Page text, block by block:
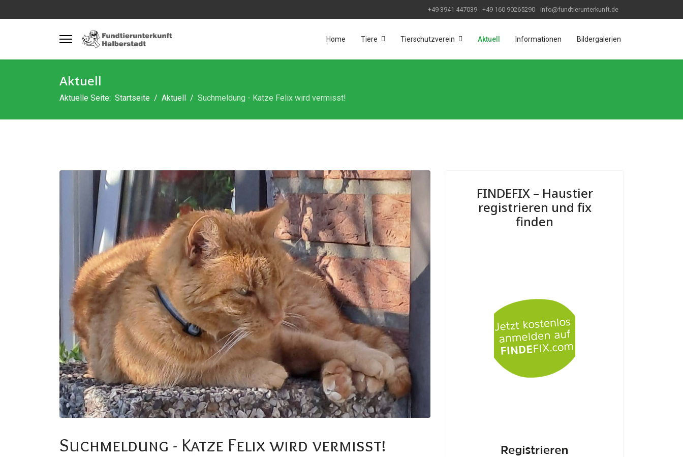
+49 3941 447039 +49 160 90265290 info@fundtierunterkunft.de
Home Tiere Tierschutzverein Aktuell Informationen Bildergalerien
Aktuell
Aktuelle Seite: Startseite Aktuell Suchmeldung - Katze Felix wird vermisst!
Suchmeldung - Katze Felix wird vermisst!
FINDEFIX – Haustier
registrieren und fix
finden